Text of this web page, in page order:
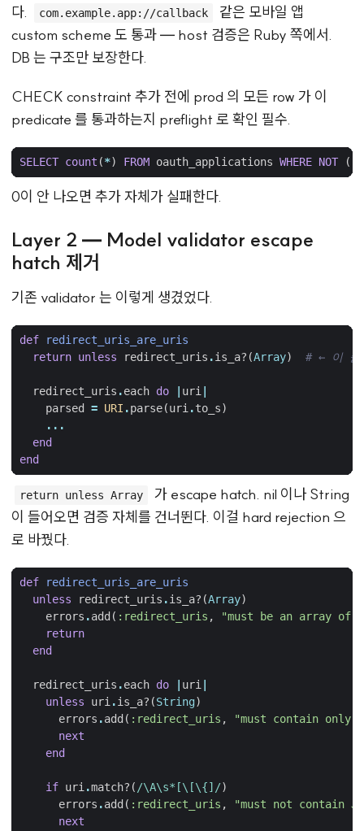
다.
com.example.app://callback
같은 모바일 앱
custom scheme 도 통과 — host 검증은 Ruby 쪽에서.
DB 는 구조만 보장한다.
CHECK constraint 추가 전에 prod 의 모든 row 가 이
predicate 를 통과하는지 preflight 로 확인 필수.
SELECT count (*) FROM oauth_applications WHERE NOT
0이 안 나오면 추가 자체가 실패한다.
Layer 2 — Model validator escape
hatch 제거
기존 validator 는 이렇게 생겼었다.
def
redirect_uris_are_uris
return unless redirect_uris .is_a? (Array) # ← 이 줄
redirect_uris .each do uri
parsed
= URI .parse(uri.to_s)
...
end
end
return unless Array
가 escape hatch. nil 이나 String
이 들어오면 검증 자체를 건너뛴다. 이걸 hard rejection 으
로 바꿨다.
def
redirect_uris_are_uris
unless
redirect_uris .is_a? (Array)
errors .add ( :redirect_uris ,
"must be an array
return
end
redirect_uris .each do uri
unless
uri.is_a? (String)
errors .add ( :redirect_uris ,
"must contain only
next
end
if uri.match? (/\A\s*[\[\{]/)
errors .add ( :redirect_uris ,
"must not contain
next